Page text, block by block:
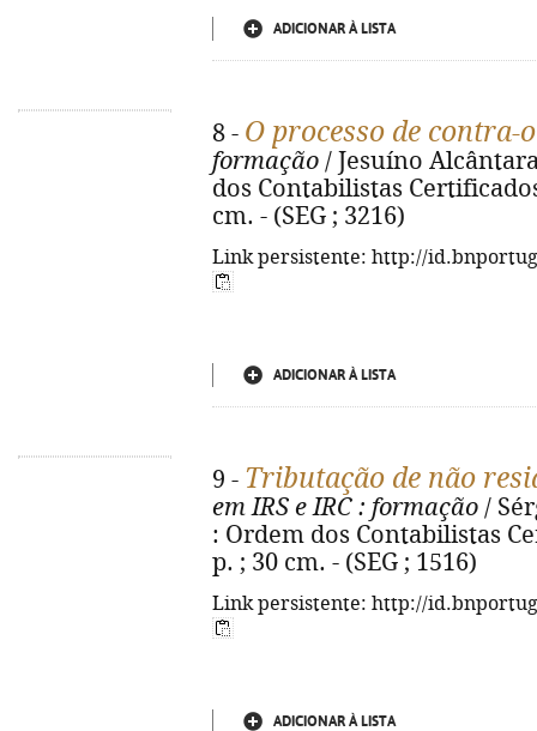
ADICIONAR À LISTA
8 - O processo de
formação / Jesuíno
dos Contabilistas
cm. - (SEG ; 3216)
Link persistente: http://
ADICIONAR À LISTA
9 - Tributação de não
em IRS e IRC : formação /
: Ordem dos Contabilistas
p. ; 30 cm. - (SEG ; 1516)
Link persistente: http://
ADICIONAR À LISTA